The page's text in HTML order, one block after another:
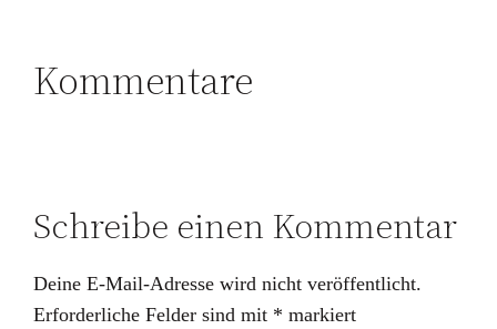
Kommentare
Schreibe einen Kommentar
Deine E-Mail-Adresse wird nicht veröffentlicht.
Erforderliche Felder sind mit * markiert